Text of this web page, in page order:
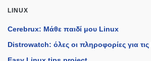
LINUX
Cerebrux: Μάθε παιδί μου Linux
Distrowatch: όλες οι πληροφορίες για